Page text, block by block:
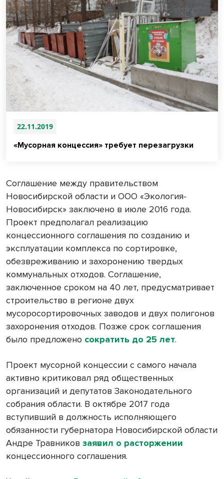
22.11.2019
«Мусорная концессия» требует перезагрузки
Соглашение между правительством
Новосибирской области и ООО «Экология-
Новосибирск» заключено в июле 2016 года.
Проект предполагал реализацию
концессионного соглашения по созданию и
эксплуатации комплекса по сортировке,
обезвреживанию и захоронению твердых
коммунальных отходов. Соглашение,
заключенное сроком на 40 лет, предусматривает
строительство в регионе двух
мусоросортировочных заводов и двух полигонов
захоронения отходов. Позже срок соглашения
было предложено сократить до 25 лет.
Проект мусорной концессии с самого начала
активно критиковал ряд общественных
организаций и депутатов Законодательного
собрания области. В октябре 2017 года
вступивший в должность исполняющего
обязанности губернатора Новосибирской области
Андре Травников заявил о расторжении
концессионного соглашения.